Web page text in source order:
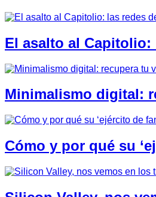
El asalto al Capitolio:
Minimalismo digital:
Cómo y por qué su